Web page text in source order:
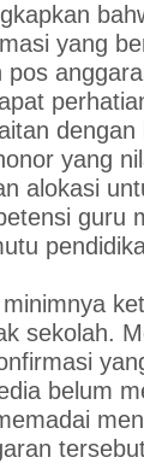
yang
dengan
yang
alokasi
guru
sekolah.
belum